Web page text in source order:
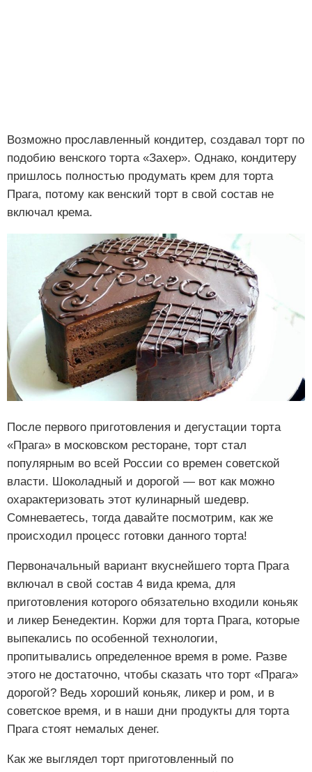
Возможно прославленный кондитер, создавал торт по
подобию венского торта «Захер». Однако, кондитеру
пришлось полностью продумать крем для торта
Прага, потому как венский торт в свой состав не
включал крема.
После первого приготовления и дегустации торта
«Прага» в московском ресторане, торт стал
популярным во всей России со времен советской
власти. Шоколадный и дорогой — вот как можно
охарактеризовать этот кулинарный шедевр.
Сомневаетесь, тогда давайте посмотрим, как же
происходил процесс готовки данного торта!
Первоначальный вариант вкуснейшего торта Прага
включал в свой состав 4 вида крема, для
приготовления которого обязательно входили коньяк
и ликер Бенедектин. Коржи для торта Прага, которые
выпекались по особенной технологии,
пропитывались определенное время в роме. Разве
этого не достаточно, чтобы сказать что торт «Прага»
дорогой? Ведь хороший коньяк, ликер и ром, и в
советское время, и в наши дни продукты для торта
Прага стоят немалых денег.
Как же выглядел торт приготовленный по